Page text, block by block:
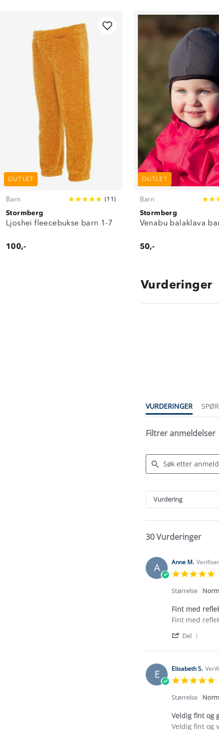
OUTLET
Barn (11 )
Stormberg
Ljoshei fleecebukse barn 1-7
100,-
OUTLET
Barn
Stormberg
Venabu balaklava
50,-
Vurderinger
VURDERINGER
Filtrer anmeldelser
Reviews
Vurdering
30 Vurderinger
A Anne M.
Størrelse
Fint med
Review
Anne
on
Jan
2026
review
Fint
refleks
Fint med
Del
Anne
M.
on
6
Jan
E Elisabeth S.
Størrelse
Veldig fint og
Review
review
Veldig fint og